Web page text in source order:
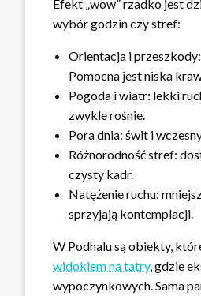
Efekt „wow” rzadko jest
wybór godzin czy stref:
Orientacja i
Pomocna jest niska
Pogoda i wiatr: lekki
zwykle rośnie.
Pora dnia: świt i
Różnorodność stref:
czysty kadr.
Natężenie ruchu:
sprzyjają kontemplacji.
W Podhalu są obiekty,
widokiem na tatry, gdzie
wypoczynkowych. Sama